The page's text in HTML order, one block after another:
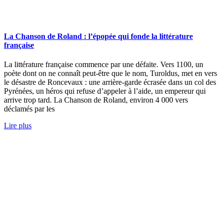
La Chanson de Roland : l’épopée qui fonde la littérature
française
La littérature française commence par une défaite. Vers 1100, un
poète dont on ne connaît peut-être que le nom, Turoldus, met en vers
le désastre de Roncevaux : une arrière-garde écrasée dans un col des
Pyrénées, un héros qui refuse d’appeler à l’aide, un empereur qui
arrive trop tard. La Chanson de Roland, environ 4 000 vers
déclamés par les
Lire plus